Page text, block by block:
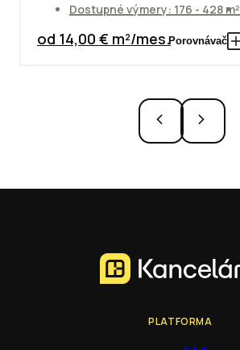
Dostupné výmery: 176 - 428 m²
od 14,00 € m²/mes.Porovnávač
PLATFORMA